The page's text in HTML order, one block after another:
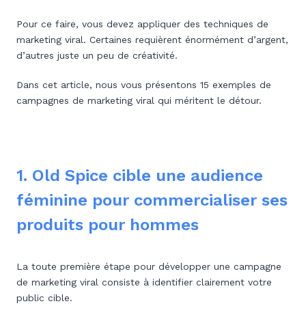
Pour ce faire, vous devez appliquer des techniques de
marketing viral. Certaines requièrent énormément d’argent,
d’autres juste un peu de créativité.
Dans cet article, nous vous présentons 15 exemples de
campagnes de marketing viral qui méritent le détour.
1. Old Spice cible une audience
féminine pour commercialiser ses
produits pour hommes
La toute première étape pour développer une campagne
de marketing viral consiste à identifier clairement votre
public cible.